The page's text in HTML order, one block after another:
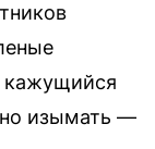
кажущийся
изымать —